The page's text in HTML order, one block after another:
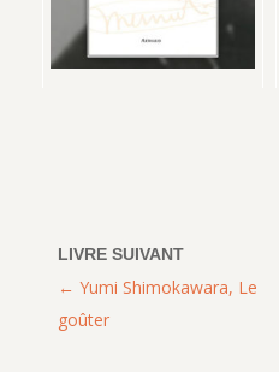
Yumi Shimokawara, Le
goûter